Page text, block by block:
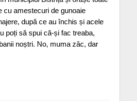
cu amestecuri de gunoaie
după ce au închis și acele
poți să spui că-și fac treaba,
noștri. No, muma zâc, dar